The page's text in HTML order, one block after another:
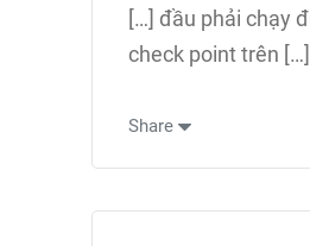
[…] đầu phải chạy
check point trên […]
Share